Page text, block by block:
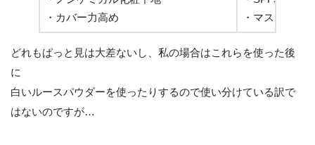
・カバー力高め
・マスクにつ
どれもぱっと見は大差ないし、私の場合はこれらを使った後
に
白いルースパウダーを使ったりするので使い分けている訳で
はないのですが…